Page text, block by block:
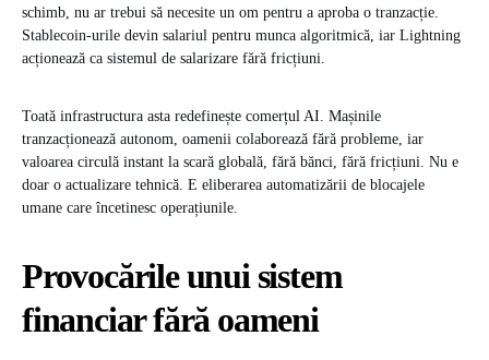
schimb, nu ar trebui să necesite un om pentru a aproba o tranzacție.
Stablecoin-urile devin salariul pentru munca algoritmică, iar Lightning
acționează ca sistemul de salarizare fără fricțiuni.
Toată infrastructura asta redefinește comerțul AI. Mașinile
tranzacționează autonom, oamenii colaborează fără probleme, iar
valoarea circulă instant la scară globală, fără bănci, fără fricțiuni. Nu e
doar o actualizare tehnică. E eliberarea automatizării de blocajele
umane care încetinesc operațiunile.
Provocările unui sistem
financiar fără oameni